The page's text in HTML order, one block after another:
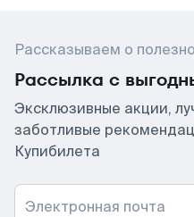
Рассказываем о
Рассылка с
Эксклюзивные акции,
заботливые
Купибилета
Электронная почта